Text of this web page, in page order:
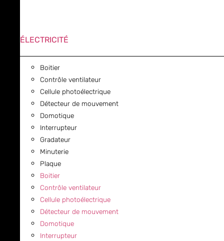
ÉLECTRICITÉ
Boitier
Contrôle ventilateur
Cellule photoélectrique
Détecteur de mouvement
Domotique
Interrupteur
Gradateur
Minuterie
Plaque
Boitier
Contrôle ventilateur
Cellule photoélectrique
Détecteur de mouvement
Domotique
Interrupteur